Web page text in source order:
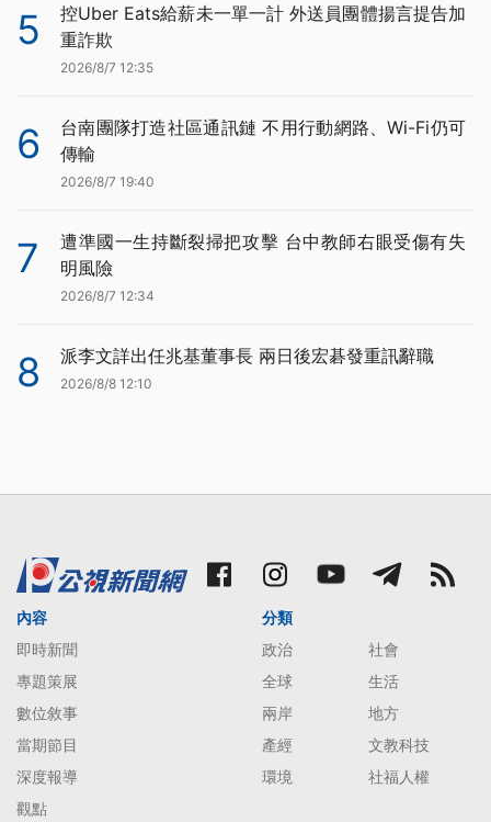
5
控Uber Eats給薪未一單一計 外送員團體揚言提告加
重詐欺
2026/8/7 12:35
6
台南團隊打造社區通訊鏈 不用行動網路、Wi-Fi仍可
傳輸
2026/8/7 19:40
7
遭準國一生持斷裂掃把攻擊 台中教師右眼受傷有失
明風險
2026/8/7 12:34
8 派李文詳出任兆基董事長 兩日後宏碁發重訊辭職
2026/8/8 12:10
內容
即時新聞
專題策展
數位敘事
當期節目
深度報導
觀點
分類
政治
社會
全球
生活
兩岸
地方
產經
文教科技
環境
社福人權